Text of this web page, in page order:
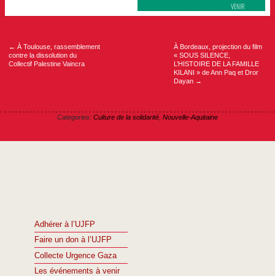
VENIR
Navigation
← À Toulouse, rassemblement
contre la dissolution du
Collectif Palestine Vaincra
À Bordeaux, projection du film
« SOUS SILENCE,
L’HISTOIRE DE LA FAMILLE
KILANI » de Ann Paq et Dror
Dayan →
Categories: Culture de la solidarité Nouvelle-Aquitaine
Adhérer à l’UJFP
Faire un don à l’UJFP
Collecte Urgence Gaza
Les événements à venir